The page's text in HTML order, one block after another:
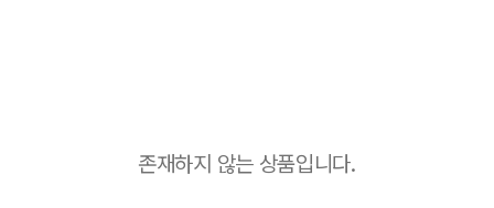
존재하지 않는 상품입니다.